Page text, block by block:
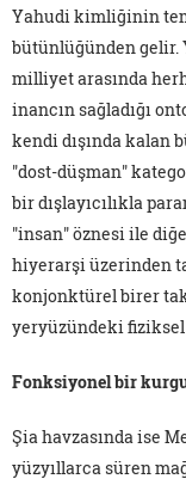
Yahudi kimliğinin
bütünlüğünden gelir.
milliyet arasında
inancın sağladığı
kendi dışında kalan
"dost-düşman"
bir dışlayıcılıkla
"insan" öznesi ile
hiyerarşi üzerinden
konjonktürel birer
yeryüzündeki fiziksel
Fonksiyonel bir
Şia havzasında ise
yüzyıllarca süren